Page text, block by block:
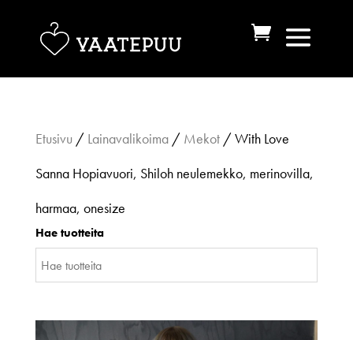
Etusivu / Lainavalikoima/ Mekot/ With Love
Sanna Hopiavuori, Shiloh neulemekko, merinovilla,
harmaa, onesize
Hae tuotteita